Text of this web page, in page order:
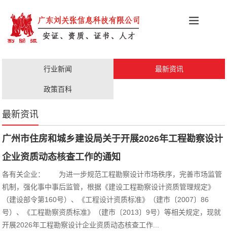
科创政策
行业新闻 最新资讯
政策百科
最新资讯
广州市住房和城乡建设局关于开展2026年工程勘察设计
企业资质动态核查工作的通知
各有关企业： 为进一步规范工程勘察设计市场秩序，完善市场监管
机制，强化事中事后监管，根据《建设工程勘察设计资质管理规定》
（建设部令第160号）、《工程设计资质标准》（建市〔2007〕86
号）、《工程勘察资质标准》（建市〔2013〕9号）等相关规定，现就
开展2026年工程勘察设计企业资质动态核查工作...